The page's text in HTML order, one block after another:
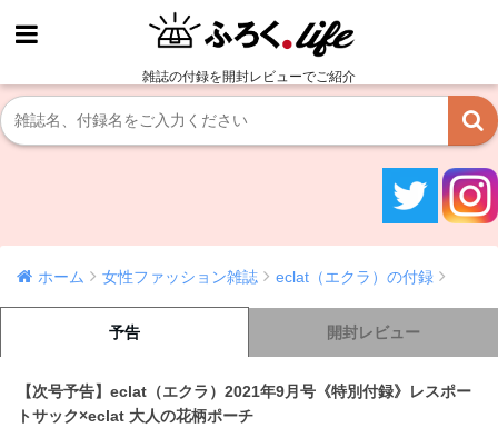
雑誌の付録を開封レビューでご紹介
ホーム 女性ファッション雑誌 eclat（エクラ）の付録
予告 開封レビュー
【次号予告】eclat（エクラ）2021年9月号《特別付録》レスポー
トサック×eclat 大人の花柄ポーチ